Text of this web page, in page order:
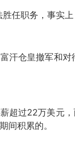
任职务，事实
汗仓皇撤军和
超过22万美元
间积累的。